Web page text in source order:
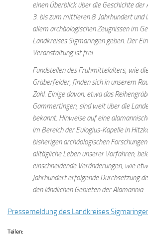
einen Überblick über die Geschichte
3. bis zum mittleren 8. Jahrhundert und
allem archäologischen Zeugnissen im
Landkreises Sigmaringen geben. Der
Veranstaltung ist frei.
Fundstellen des Frühmittelalters, wie
Gräberfelder, finden sich in unserem
Zahl. Einige davon, etwa das
Gammertingen, sind weit über die
bekannt. Hinweise auf eine
im Bereich der Eulogius-Kapelle in
bisherigen archäologischen
alltägliche Leben unserer Vorfahren,
einschneidende Veränderungen, wie
Jahrhundert erfolgende Durchsetzung
den ländlichen Gebieten der Alamannia.
Pressemeldung des Landkreises
Teilen: